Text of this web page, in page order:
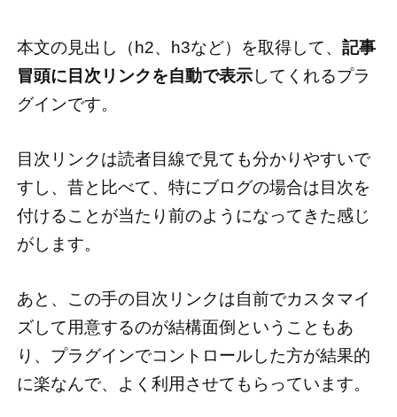
本文の見出し（h2、h3など）を取得して、 記事
冒頭に目次リンクを自動で表示してくれるプラ
グインです。
目次リンクは読者目線で見ても分かりやすいで
すし、昔と比べて、特にブログの場合は目次を
付けることが当たり前のようになってきた感じ
がします。
あと、この手の目次リンクは自前でカスタマイ
ズして用意するのが結構面倒ということもあ
り、プラグインでコントロールした方が結果的
に楽なんで、よく利用させてもらっています。